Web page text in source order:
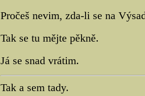
Pročeš nevim, zda-li se na
Tak se tu mějte pěkně.
Já se snad vrátim.
Tak a sem tady.